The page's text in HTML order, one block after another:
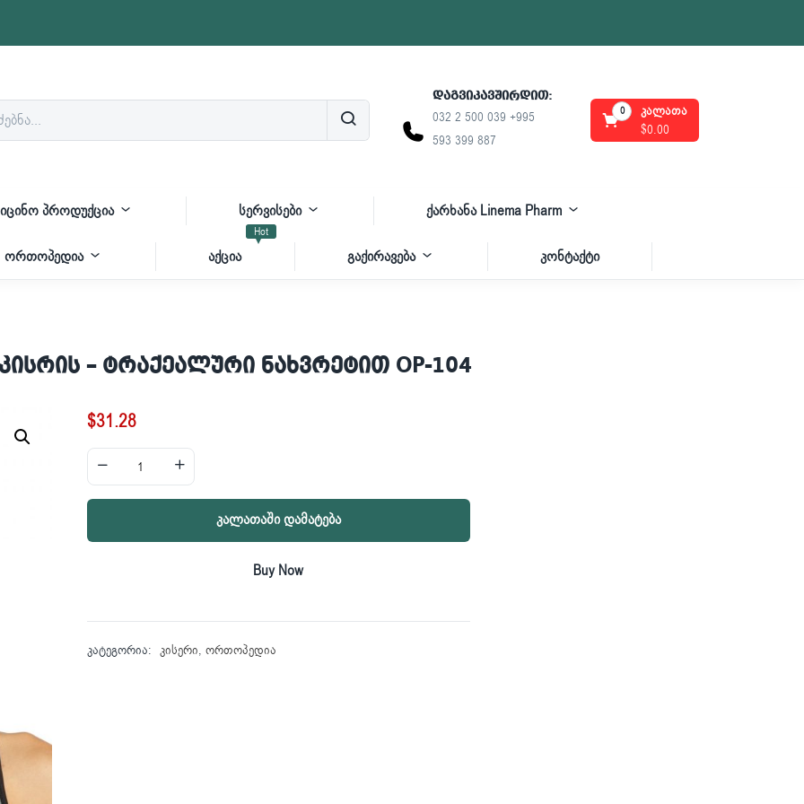
დაგვიკავშირდით:
032 2 500 039 +995
593 399 887
კალათა
0
$0.00
პროდუქცია სერვისები ქარხანა Linema Pharm
ორთოპედია
Hot
აქცია გაქირავება კონტაქტი
– ტრაქეალური ნახვრეტით OP-104
$31.28
Კალათაში Დამატება
Buy Now
კატეგორია: კისერი, ორთოპედია